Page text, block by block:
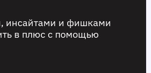
инсайтами и фишками
в плюс с помощью